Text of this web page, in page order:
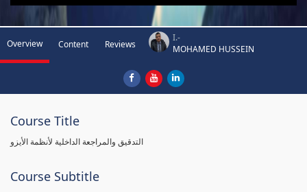
Overview Content Reviews
I.-
MOHAMED HUSSEIN
Course Title
التدقيق والمراجعة الداخلية لأنظمة الأيزو
Course Subtitle